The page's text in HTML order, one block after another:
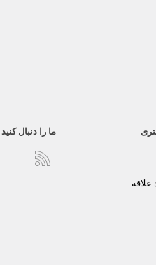
ما را دنبال کنید